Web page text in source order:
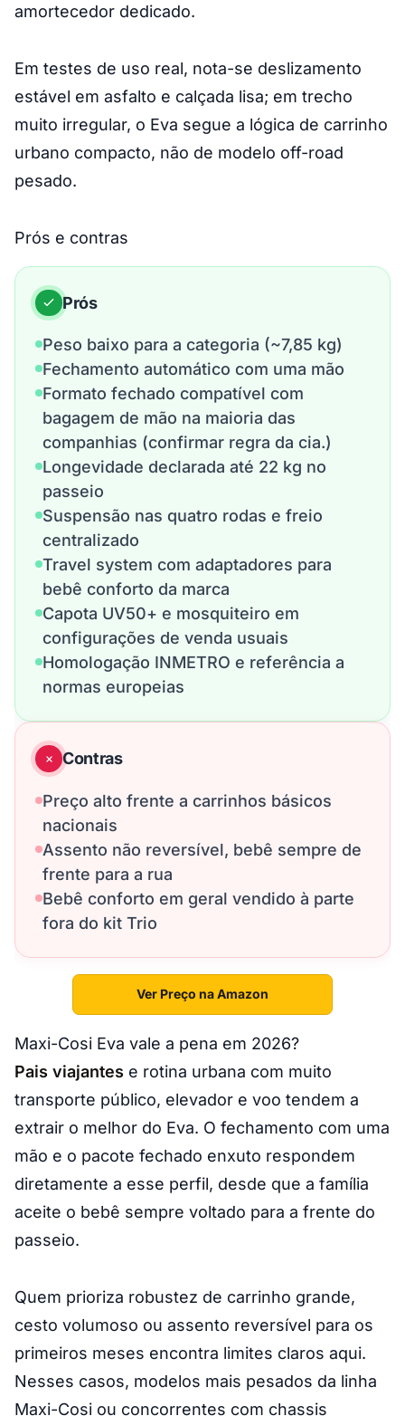
amortecedor dedicado.
Em testes de uso real, nota-se deslizamento
estável em asfalto e calçada lisa; em trecho
muito irregular, o Eva segue a lógica de carrinho
urbano compacto, não de modelo off-road
pesado.
Prós e contras
Prós
Peso baixo para a categoria (~7,85 kg)
Fechamento automático com uma mão
Formato fechado compatível com
bagagem de mão na maioria das
companhias (confirmar regra da cia.)
Longevidade declarada até 22 kg no
passeio
Suspensão nas quatro rodas e freio
centralizado
Travel system com adaptadores para
bebê conforto da marca
Capota UV50+ e mosquiteiro em
configurações de venda usuais
Homologação INMETRO e referência a
normas europeias
Contras
Preço alto frente a carrinhos básicos
nacionais
Assento não reversível, bebê sempre de
frente para a rua
Bebê conforto em geral vendido à parte
fora do kit Trio
Ver Preço na Amazon
Maxi-Cosi Eva vale a pena em 2026?
Pais viajantes e rotina urbana com muito
transporte público, elevador e voo tendem a
extrair o melhor do Eva. O fechamento com uma
mão e o pacote fechado enxuto respondem
diretamente a esse perfil, desde que a família
aceite o bebê sempre voltado para a frente do
passeio.
Quem prioriza robustez de carrinho grande,
cesto volumoso ou assento reversível para os
primeiros meses encontra limites claros aqui.
Nesses casos, modelos mais pesados da linha
Maxi-Cosi ou concorrentes com chassis